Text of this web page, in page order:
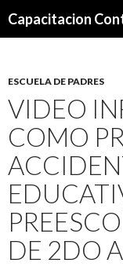
Capacitacion
ESCUELA DE PADRES
VIDEO
COMO
DE 2DO